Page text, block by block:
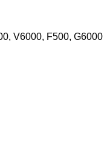
V6000, F500, G6000